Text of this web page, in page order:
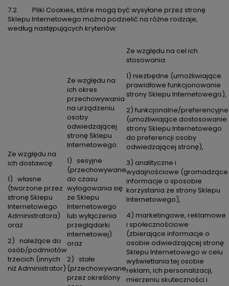
7.2. Pliki Cookies, które mogą być wysyłane przez stronę
Sklepu Internetowego można podzielić na różne rodzaje,
według następujących kryteriów:
Ze względu na
ich dostawcę:
1) własne
(tworzone przez
stronę Sklepu
Internetowego
Administratora)
oraz
2) należące do
osób/podmiotów
trzecich (innych
niż Administrator)
Ze względu na
ich okres
przechowywania
na urządzeniu
osoby
odwiedzającej
stronę Sklepu
Internetowego:
1) sesyjne
(przechowywane
do czasu
wylogowania się
ze Sklepu
Internetowego
lub wyłączenia
przeglądarki
internetowej)
oraz
2) stałe
(przechowywane
przez określony
Ze względu na cel ich
stosowania:
1) niezbędne (umożliwiające
prawidłowe funkcjonowanie
strony Sklepu Internetowego),
2) funkcjonalne/preferencyjne
(umożliwiające dostosowanie
strony Sklepu Internetowego
do preferencji osoby
odwiedzającej stronę),
3) analityczne i
wydajnościowe (gromadzące
informacje o sposobie
korzystania ze strony Sklepu
Internetowego),
4) marketingowe, reklamowe
i społecznościowe
(zbierające informacje o
osobie odwiedzającej stronę
Sklepu Internetowego w celu
wyświetlania tej osobie
reklam, ich personalizacji,
mierzeniu skuteczności i